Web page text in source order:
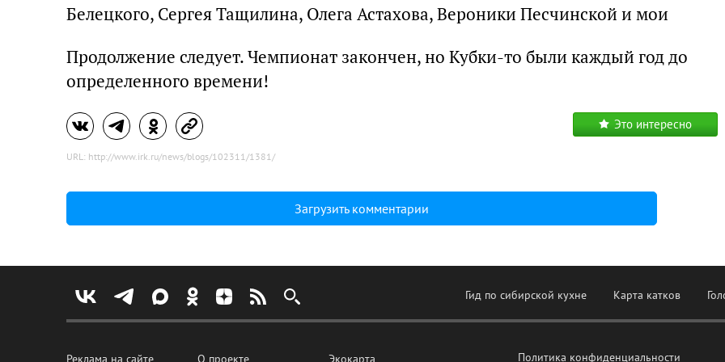
Белецкого, Сергея Тащилина, Олега Астахова, Вероники Песчинской и мои
Продолжение следует. Чемпионат закончен, но Кубки-то были каждый год до
определенного времени!
Это интересно
URL: http://www.irk.ru/news/blogs/102311/1381/
Загрузить комментарии
Гид по сибирской кухне Карта катков
Реклама на сайте О проекте Экокарта Политика конфиденциальности